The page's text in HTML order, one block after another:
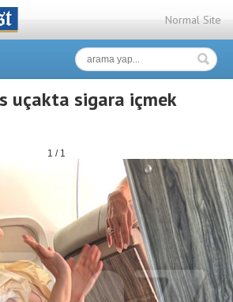
Normal Site
uçakta sigara içmek
1 / 1